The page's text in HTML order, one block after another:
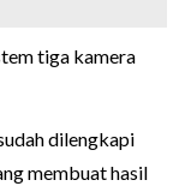
tiga kamera
dilengkapi
membuat hasil